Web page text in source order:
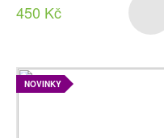
450 Kč
NOVINKY